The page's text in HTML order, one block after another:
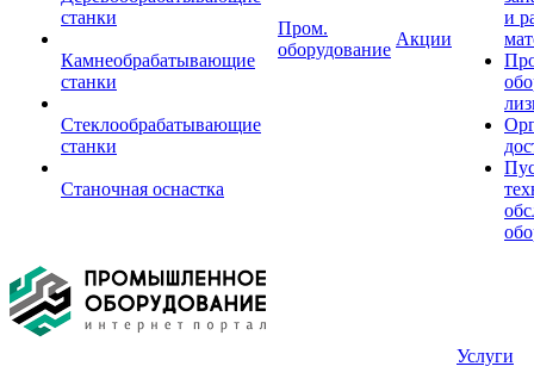
станки
Камнеобрабатывающие
станки
Стеклообрабатывающие
станки
Станочная оснастка
Пром.
оборудование
Акции
и
Услуги